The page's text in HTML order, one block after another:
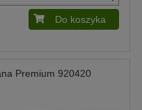
Do koszyka
Premium 920420